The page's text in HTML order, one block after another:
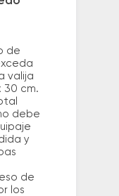
de
valija
30 cm.
debe
y
de
los